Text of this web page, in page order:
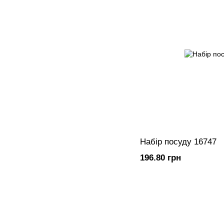
Набір посуду 16747
196.80 грн